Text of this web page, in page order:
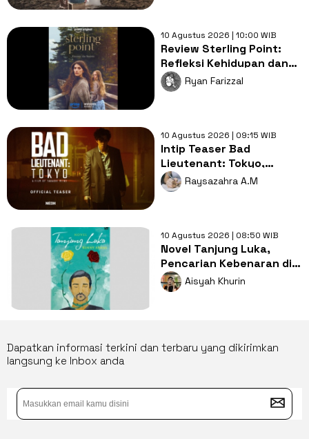
10 Agustus 2026 | 10:00 WIB
Review Sterling Point:
Refleksi Kehidupan dan
Romansa Remaja Masa
Kini
Ryan Farizzal
10 Agustus 2026 | 09:15 WIB
Intip Teaser Bad
Lieutenant: Tokyo,
Dibintangi Shun Oguri
dan Lily James
Raysazahra A.M
10 Agustus 2026 | 08:50 WIB
Novel Tanjung Luka,
Pencarian Kebenaran di
Tengah Prasangka
Masyarakat
Aisyah Khurin
Dapatkan informasi terkini dan terbaru yang dikirimkan
langsung ke Inbox anda